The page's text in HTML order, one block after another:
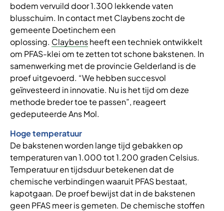
bodem vervuild door 1.300 lekkende vaten
blusschuim. In contact met Claybens zocht de
gemeente Doetinchem een
oplossing. Claybensheeft een techniek ontwikkelt
om PFAS-klei om te zetten tot schone bakstenen. In
samenwerking met de provincie Gelderland is de
proef uitgevoerd. “We hebben succesvol
geïnvesteerd in innovatie. Nu is het tijd om deze
methode breder toe te passen”, reageert
gedeputeerde Ans Mol.
Hoge temperatuur
De bakstenen worden lange tijd gebakken op
temperaturen van 1.000 tot 1.200 graden Celsius.
Temperatuur en tijdsduur betekenen dat de
chemische verbindingen waaruit PFAS bestaat,
kapotgaan. De proef bewijst dat in de bakstenen
geen PFAS meer is gemeten. De chemische stoffen